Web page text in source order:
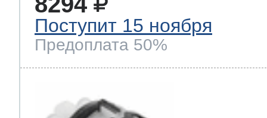
Поступит 15 ноября
Предоплата 50%